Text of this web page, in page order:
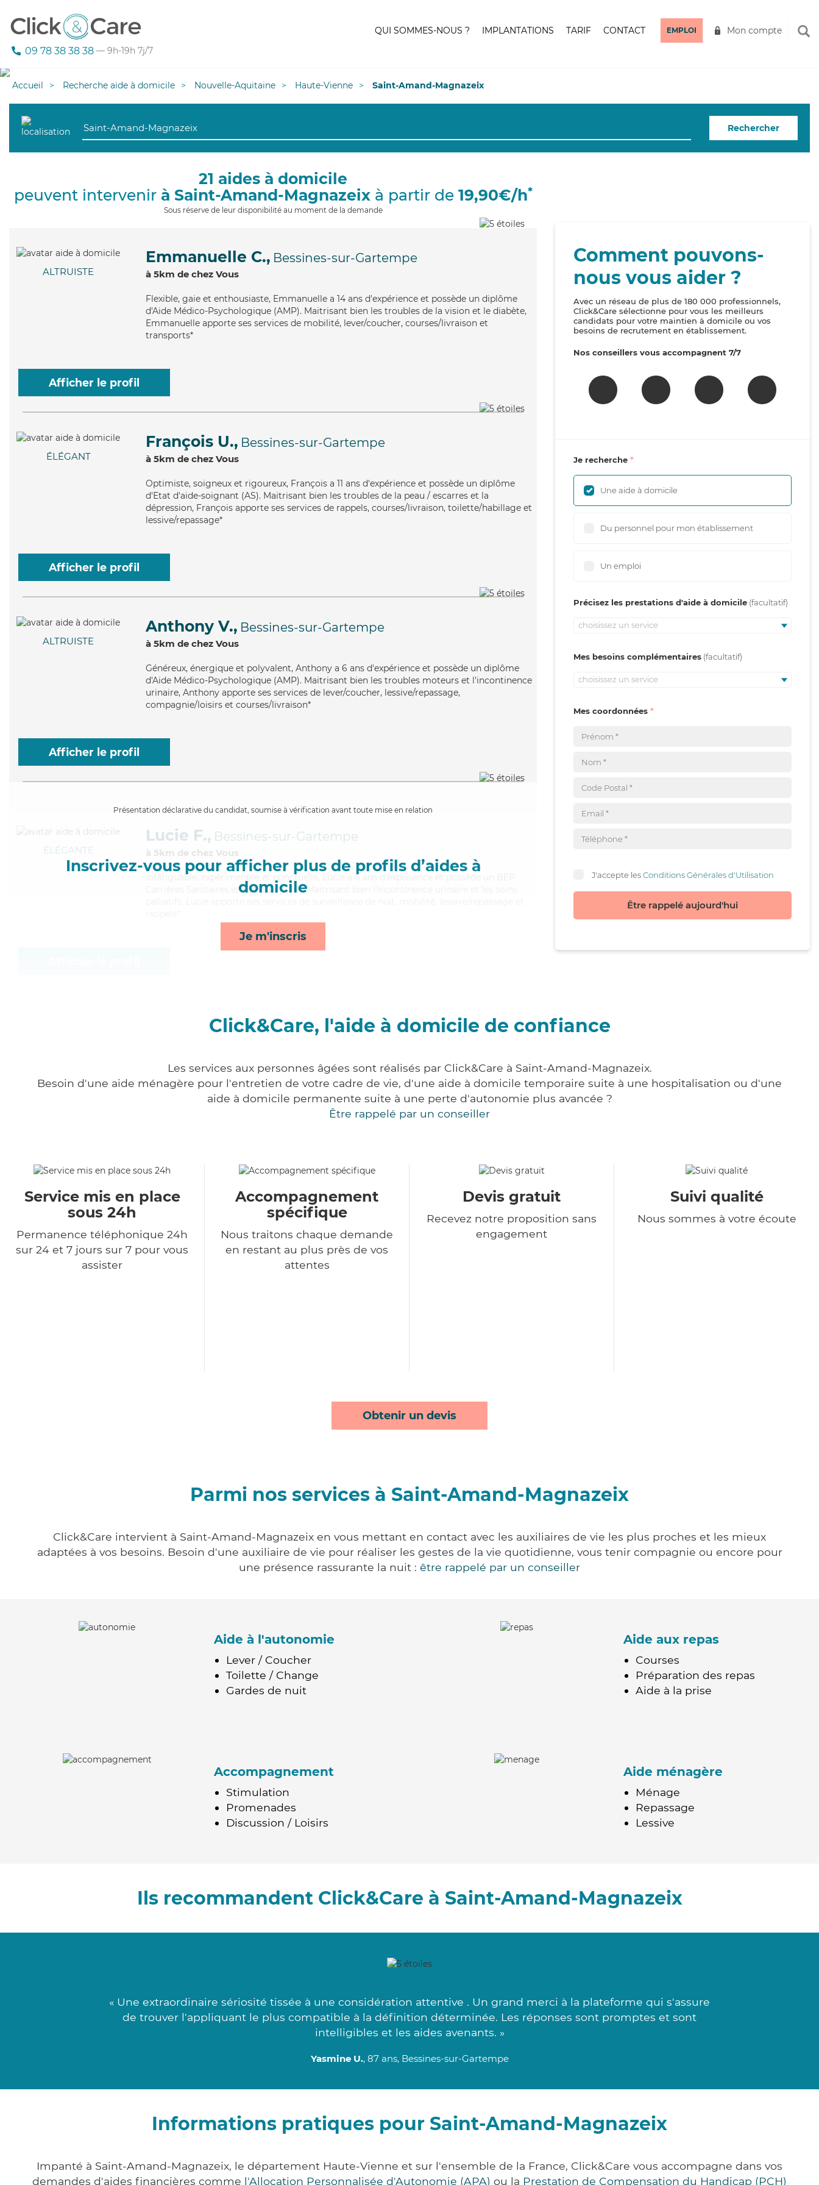
09 78 38 38 38 — 9h-19h 7j/7
QUI SOMMES-NOUS ? IMPLANTATIONS TARIF CONTACT EMPLOI Mon compte
Accueil Recherche aide à domicile Nouvelle-Aquitaine Haute-Vienne Saint-Amand-Magnazeix
Rechercher
21 aides à domicile
peuvent intervenir à Saint-Amand-Magnazeixà partir de 19,90€/h*
Sous réserve de leur disponibilité au moment de la demande
ALTRUISTE
Emmanuelle C., Bessines-sur-Gartempe
à 5km de chez Vous
Flexible, gaie et enthousiaste, Emmanuelle a 14 ans d'expérience et possède un diplôme
d'Aide Médico-Psychologique (AMP). Maitrisant bien les troubles de la vision et le diabète,
Emmanuelle apporte ses services de mobilité, lever/coucher, courses/livraison et
transports*
Afficher le profil
ÉLÉGANT
François U., Bessines-sur-Gartempe
à 5km de chez Vous
Optimiste, soigneux et rigoureux, François a 11 ans d'expérience et possède un diplôme
d'Etat d'aide-soignant (AS). Maitrisant bien les troubles de la peau / escarres et la
dépression, François apporte ses services de rappels, courses/livraison, toilette/habillage et
lessive/repassage*
Afficher le profil
ALTRUISTE
Anthony V., Bessines-sur-Gartempe
à 5km de chez Vous
Généreux, énergique et polyvalent, Anthony a 6 ans d'expérience et possède un diplôme
d'Aide Médico-Psychologique (AMP). Maitrisant bien les troubles moteurs et l'incontinence
urinaire, Anthony apporte ses services de lever/coucher, lessive/repassage,
compagnie/loisirs et courses/livraison*
Afficher le profil
Présentation déclarative du candidat, soumise à vérification avant toute mise en relation
Inscrivez-vous pour afficher plus de profils d’aides à
domicile
Je m'inscris
ÉLÉGANTE
Lucie F., Bessines-sur-Gartempe
à 5km de chez Vous
Infatiguable
, expérimentée et ponctuelle, Lucie a 6 ans d'expérience et possède un BEP
Carrières Sanitaires et Sociales (CSS). Maitrisant bien l'incontinence urinaire et les soins
Comment pouvons-
nous vous aider ?
Avec un réseau de plus de 180 000 professionnels,
Click&Care sélectionne pour vous les meilleurs
candidats pour votre maintien à domicile ou vos
besoins de recrutement en établissement.
Nos conseillers vous accompagnent 7/7
Je recherche
Une aide à domicile
Du personnel pour mon établissement
Un emploi
Précisez les prestations d'aide à domicile
choisissez un service
Mes besoins complémentaires
choisissez un service
Mes coordonnées
J'accepte lesConditions Générales d'Utilisation
Être rappelé aujourd'hui
Click&Care, l'aide à domicile de confiance
Les services aux personnes âgées sont réalisés par Click&Care à Saint-Amand-Magnazeix.
Besoin d'une aide ménagère pour l'entretien de votre cadre de vie, d'une aide à domicile temporaire suite à une hospitalisation ou d'une
aide à domicile permanente suite à une perte d'autonomie plus avancée ?
Être rappelé par un conseiller
Service mis en place
sous 24h
Permanence téléphonique 24h
sur 24 et 7 jours sur 7 pour vous
assister
Accompagnement
spécifique
Nous traitons chaque demande
en restant au plus près de vos
attentes
Devis gratuit
Recevez notre proposition sans
engagement
Suivi qualité
Nous sommes à votre écoute
Obtenir un devis
Parmi nos services à Saint-Amand-Magnazeix
Click&Care intervient à Saint-Amand-Magnazeix en vous mettant en contact avec les auxiliaires de vie les plus proches et les mieux
adaptées à vos besoins. Besoin d'une auxiliaire de vie pour réaliser les gestes de la vie quotidienne, vous tenir compagnie ou encore pour
une présence rassurante la nuit : être rappelé par un conseiller
Aide à l'autonomie
Lever / Coucher
Toilette / Change
Gardes de nuit
Aide aux repas
Courses
Préparation des repas
Aide à la prise
Accompagnement
Stimulation
Promenades
Discussion / Loisirs
Aide ménagère
Ménage
Repassage
Lessive
Ils recommandent Click&Care à Saint-Amand-Magnazeix
« Une extraordinaire sériosité tissée à une considération attentive . Un grand merci à la plateforme qui s'assure
de trouver l'appliquant le plus compatible à la définition déterminée. Les réponses sont promptes et sont
intelligibles et les aides avenants. »
Yasmine U., 87 ans, Bessines-sur-Gartempe
Informations pratiques pour Saint-Amand-Magnazeix
Impanté à Saint-Amand-Magnazeix, le département Haute-Vienne et sur l'ensemble de la France, Click&Care vous accompagne dans vos
demandes d'aides financières comme l'Allocation Personnalisée d'Autonomie (APA) ou la Prestation de Compensation du Handicap (PCH)